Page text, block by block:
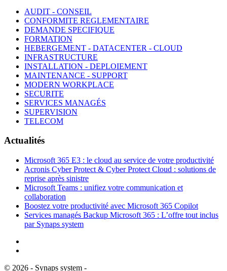
AUDIT - CONSEIL
CONFORMITE REGLEMENTAIRE
DEMANDE SPECIFIQUE
FORMATION
HEBERGEMENT - DATACENTER - CLOUD
INFRASTRUCTURE
INSTALLATION - DEPLOIEMENT
MAINTENANCE - SUPPORT
MODERN WORKPLACE
SECURITE
SERVICES MANAGÉS
SUPERVISION
TELECOM
Actualités
Microsoft 365 E3 : le cloud au service de votre productivité
Acronis Cyber Protect & Cyber Protect Cloud : solutions de
reprise après sinistre
Microsoft Teams : unifiez votre communication et
collaboration
Boostez votre productivité avec Microsoft 365 Copilot
Services managés Backup Microsoft 365 : L’offre tout inclus
par Synaps system
© 2026 - Synaps system -